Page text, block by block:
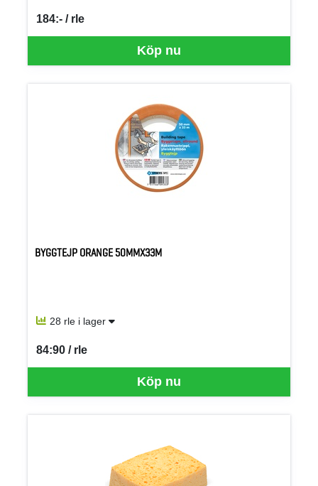
Köp nu
184:- / rle
SEK per RLE
BYGGTEJP ORANGE 50MMX33M
28 rle i lager
Köp nu
84:90 / rle
SEK per RLE